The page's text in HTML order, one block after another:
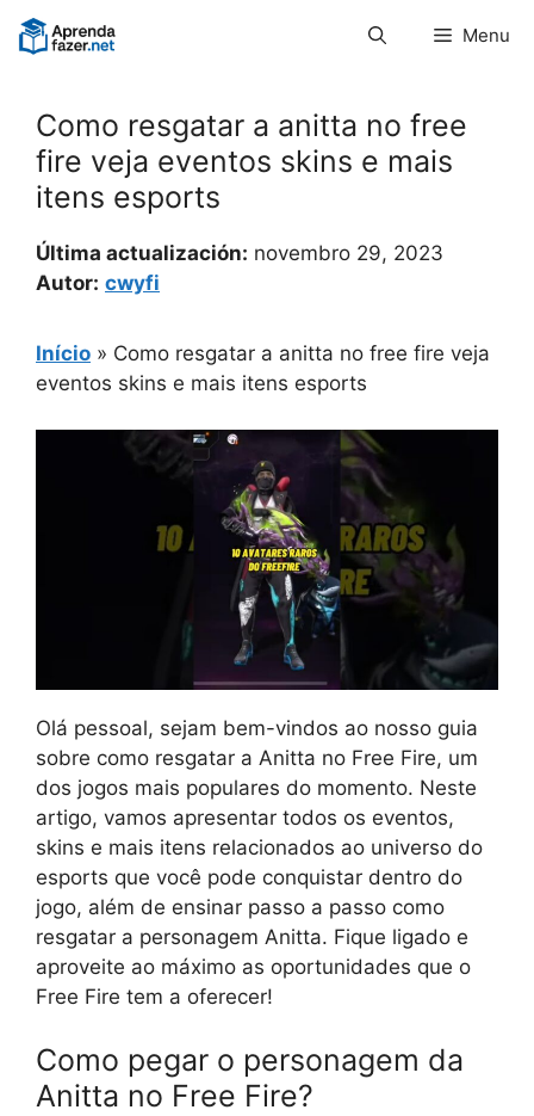
Pular
para
Menu
Como resgatar a anitta no free
fire veja eventos skins e mais
itens esports
Última actualización: novembro 29, 2023
Autor: cwyfi
Início » Como resgatar a anitta no free fire veja
eventos skins e mais itens esports
Olá pessoal, sejam bem-vindos ao nosso guia
sobre como resgatar a Anitta no Free Fire, um
dos jogos mais populares do momento. Neste
artigo, vamos apresentar todos os eventos,
skins e mais itens relacionados ao universo do
esports que você pode conquistar dentro do
jogo, além de ensinar passo a passo como
resgatar a personagem Anitta. Fique ligado e
aproveite ao máximo as oportunidades que o
Free Fire tem a oferecer!
Como pegar o personagem da
Anitta no Free Fire?